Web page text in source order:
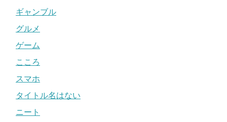
ギャンブル
グルメ
ゲーム
こころ
スマホ
タイトル名はない
ニート